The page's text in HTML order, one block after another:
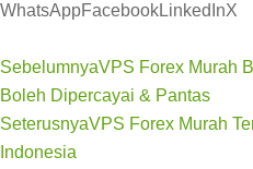
WhatsAppFacebookLinkedInX
SebelumnyaVPS Forex Murah
Boleh Dipercayai & Pantas
SeterusnyaVPS Forex Murah
Indonesia